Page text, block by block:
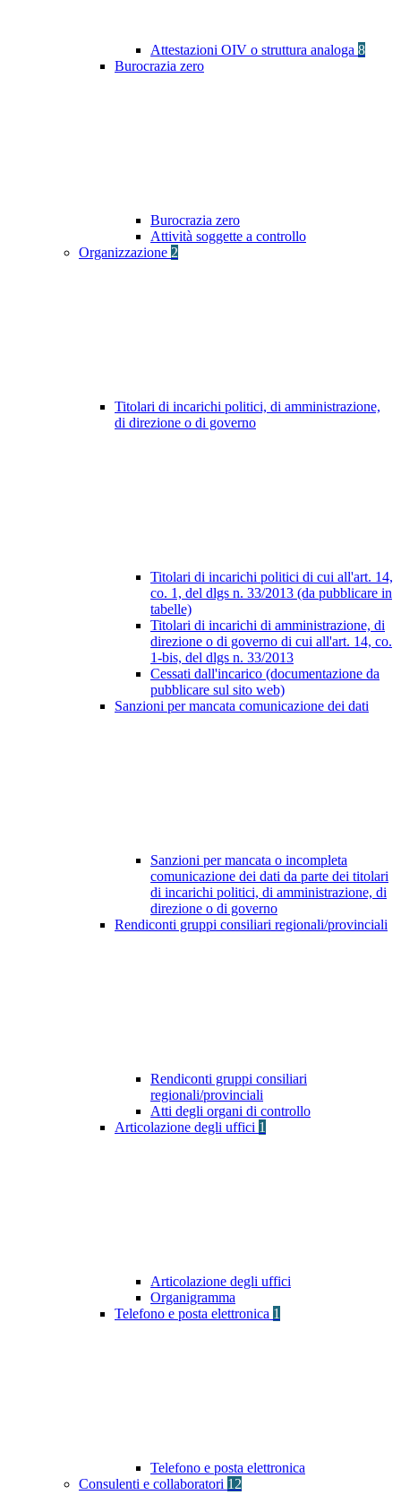
Attestazioni OIV o struttura analoga 8
Burocrazia zero
Burocrazia zero
Attività soggette a controllo
Organizzazione 2
Titolari di incarichi politici, di amministrazione,
di direzione o di governo
Titolari di incarichi politici di cui all'art. 14,
co. 1, del dlgs n. 33/2013 (da pubblicare in
tabelle)
Titolari di incarichi di amministrazione, di
direzione o di governo di cui all'art. 14, co.
1-bis, del dlgs n. 33/2013
Cessati dall'incarico (documentazione da
pubblicare sul sito web)
Sanzioni per mancata comunicazione dei dati
Sanzioni per mancata o incompleta
comunicazione dei dati da parte dei titolari
di incarichi politici, di amministrazione, di
direzione o di governo
Rendiconti gruppi consiliari regionali/provinciali
Rendiconti gruppi consiliari
regionali/provinciali
Atti degli organi di controllo
Articolazione degli uffici 1
Articolazione degli uffici
Organigramma
Telefono e posta elettronica 1
Telefono e posta elettronica
Consulenti e collaboratori 12